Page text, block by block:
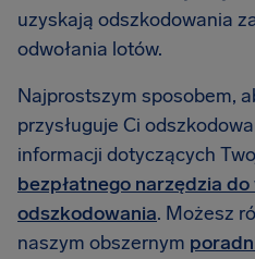
uzyskają odszkodowania
odwołania lotów.
Najprostszym sposobem,
przysługuje Ci
informacji dotyczących
bezpłatnego narzędzia
odszkodowania. Możesz
naszym obszernym